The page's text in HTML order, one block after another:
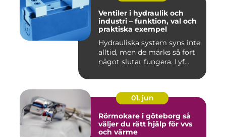
Ventiler i hydraulik och
industri – funktion, val och
praktiska exempel
Hydrauliska system syns inte
alltid, men de märks så fort
något slutar fungera. Lyf...
01. jun
Rörmokare i göteborg så
väljer du rätt hjälp för vvs
och värme